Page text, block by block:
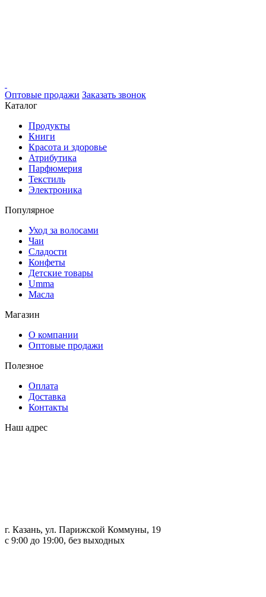
Оптовые продажи Заказать звонок
Каталог
Продукты
Книги
Красота и здоровье
Атрибутика
Парфюмерия
Текстиль
Электроника
Популярное
Уход за волосами
Чаи
Сладости
Конфеты
Детские товары
Umma
Масла
Магазин
О компании
Оптовые продажи
Полезное
Оплата
Доставка
Контакты
Наш адрес
г. Казань, ул. Парижской Коммуны, 19
с 9:00 до 19:00, без выходных